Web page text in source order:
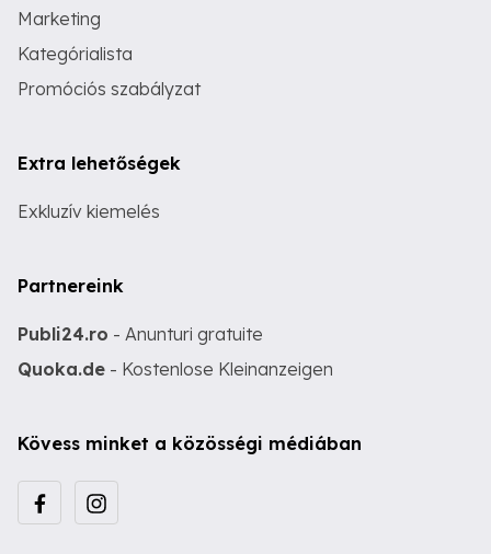
Marketing
Kategórialista
Promóciós szabályzat
Extra lehetőségek
Exkluzív kiemelés
Partnereink
Publi24.ro - Anunturi gratuite
Quoka.de - Kostenlose Kleinanzeigen
Kövess minket a közösségi médiában